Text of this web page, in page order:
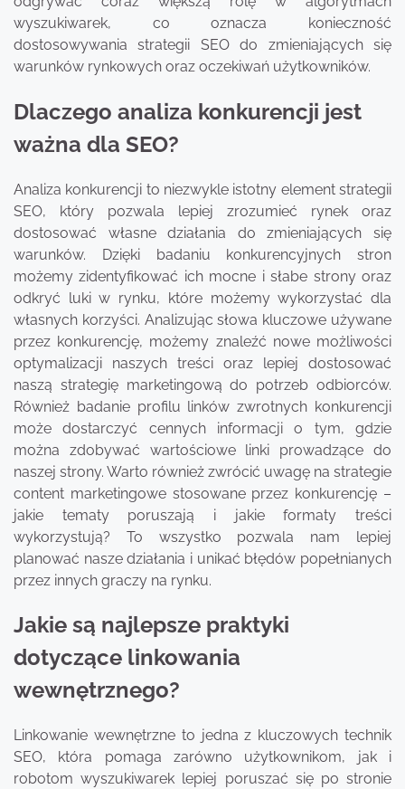
wyszukiwarek, co oznacza konieczność
dostosowywania strategii SEO do zmieniających się
warunków rynkowych oraz oczekiwań użytkowników.
Dlaczego analiza konkurencji jest
ważna dla SEO?
Analiza konkurencji to niezwykle istotny element strategii
SEO, który pozwala lepiej zrozumieć rynek oraz
dostosować własne działania do zmieniających się
warunków. Dzięki badaniu konkurencyjnych stron
możemy zidentyfikować ich mocne i słabe strony oraz
odkryć luki w rynku, które możemy wykorzystać dla
własnych korzyści. Analizując słowa kluczowe używane
przez konkurencję, możemy znaleźć nowe możliwości
optymalizacji naszych treści oraz lepiej dostosować
naszą strategię marketingową do potrzeb odbiorców.
Również badanie profilu linków zwrotnych konkurencji
może dostarczyć cennych informacji o tym, gdzie
można zdobywać wartościowe linki prowadzące do
naszej strony. Warto również zwrócić uwagę na strategie
content marketingowe stosowane przez konkurencję –
jakie tematy poruszają i jakie formaty treści
wykorzystują? To wszystko pozwala nam lepiej
planować nasze działania i unikać błędów popełnianych
przez innych graczy na rynku.
Jakie są najlepsze praktyki
dotyczące linkowania
wewnętrznego?
Linkowanie wewnętrzne to jedna z kluczowych technik
SEO, która pomaga zarówno użytkownikom, jak i
robotom wyszukiwarek lepiej poruszać się po stronie